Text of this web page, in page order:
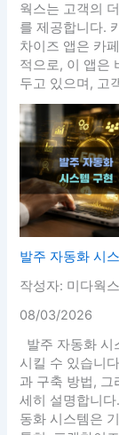
웍스는 고객의
를 제공합니다.
차이즈 앱은 카
적으로, 이 앱은
두고 있으며, 고
발주 자동화 시
작성자: 미다웍스
08/03/2026
발주 자동화 시
시킬 수 있습니
과 구축 방법,
세히 설명합니
동화 시스템은